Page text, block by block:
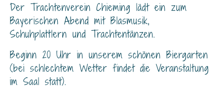
Der Trachtenverein Chieming lädt ein zum
Bayerischen Abend mit Blasmusik,
Schuhplattlern und Trachtentänzen.
Beginn 20 Uhr in unserem schönen Biergarten
(bei schlechtem Wetter findet die Veranstaltung
im Saal statt).